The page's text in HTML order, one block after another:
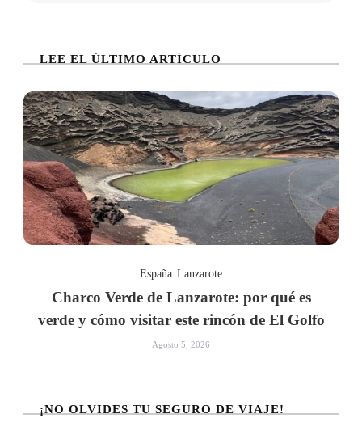
LEE EL ÚLTIMO ARTÍCULO
España Lanzarote
Charco Verde de Lanzarote: por qué es
verde y cómo visitar este rincón de El Golfo
Agosto 5, 2026
¡NO OLVIDES TU SEGURO DE VIAJE!